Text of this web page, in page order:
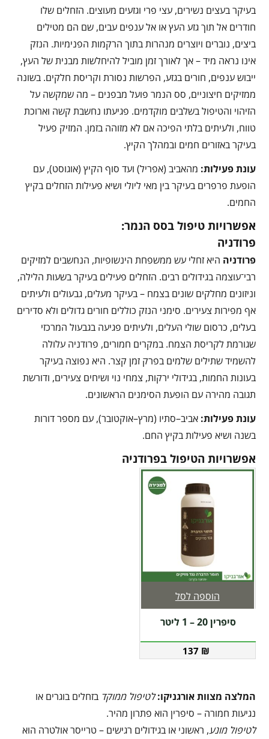
בעיקר בעצים נשירים, עצי פרי וגזעים מעוצים. הזחלים שלו
חודרים אל תוך גזע העץ או אל ענפים עבים, שם הם מטילים
ביצים, נוברים ויוצרים מנהרות בתוך הרקמות הפנימיות. הנזק
אינו נראה מיד – אך לאורך זמן מוביל להיחלשות מבנית של העץ,
ייבוש ענפים, חורים בגזע, הפרשות נסורת וקריסת חלקים. בשונה
ממזיקים חיצוניים, סס הנמר פועל מבפנים – מה שמקשה על
הזיהוי והטיפול בשלבים מוקדמים. פגיעתו נחשבת קשה וארוכת
טווח, ולעיתים בלתי הפיכה אם לא מזוהה בזמן. המזיק פעיל
בעיקר באזורים חמים ובמהלך הקיץ.
עונת פעילות: מהאביב (אפריל) ועד סוף הקיץ (אוגוסט), עם
הופעת פרפרים בעיקר בין מאי ליולי ושיא פעילות הזחלים בקיץ
החמים.
אפשרויות טיפול בסס הנמר:
פרודניה
פרודניה היא זחלי עש ממשפחת הינשופיות, הנחשבים למזיקים
רבי־עוצמה בגידולים רבים. הזחלים פעילים בעיקר בשעות הלילה,
וניזונים מחלקים שונים בצמח – בעיקר מעלים, גבעולים ולעיתים
אף מפירות צעירים. סימני הנזק כוללים חורים גדולים ולא סדירים
בעלים, כרסום שולי העלים, ולעיתים פגיעה בגבעול המרכזי
שגורמת לקריסת הצמח. במקרים חמורים, פרודניה עלולה
להשמיד שתילים שלמים בפרק זמן קצר. היא נפוצה בעיקר
בעונות החמות, בגידולי ירקות, צמחי נוי ושיחים צעירים, ודורשת
תגובה מהירה עם הופעת הסימנים הראשונים.
עונת פעילות: אביב–סתיו (מרץ–אוקטובר), עם מספר דורות
בשנה ושיא פעילות בקיץ החם.
אפשרויות הטיפול בפרודניה
סיפרין 20 – 1 ליטר
137 ₪
הוספה לסל
המלצה מצוות אורגניקו: לטיפול ממוקד בזחלים בוגרים או
נגיעות חמורה – סיפרין הוא פתרון מהיר.
לטיפול מונע, ראשוני או בגידולים רגישים – טרייסר אולטרה הוא